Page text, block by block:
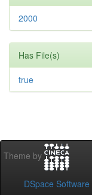
2000
Has File(s)
true
Theme by
DSpace Software